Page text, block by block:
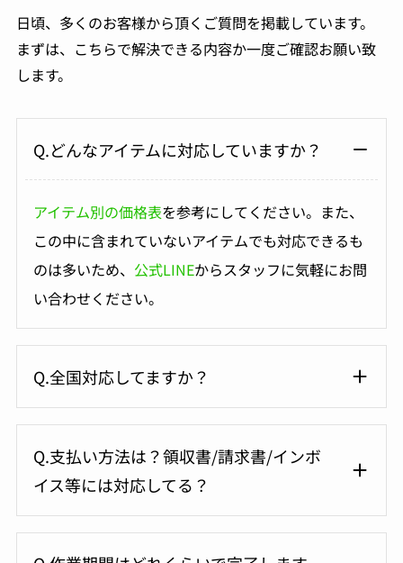
日頃、多くのお客様から頂くご質問を掲載しています。
まずは、こちらで解決できる内容か一度ご確認お願い致
します。
Q.どんなアイテムに対応していますか？
アイテム別の価格表を参考にしてください。また、
この中に含まれていないアイテムでも対応できるも
のは多いため、 公式LINEからスタッフに気軽にお問
い合わせください。
Q.全国対応してますか？
Q.支払い方法は？領収書/請求書/インボ
イス等には対応してる？